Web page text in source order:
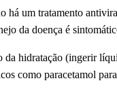
há um tratamento
da doença é
da hidratação (ingerir
como paracetamol